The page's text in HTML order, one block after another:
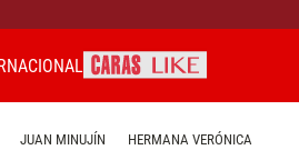
JUAN MINUJÍN HERMANA VERÓNICA